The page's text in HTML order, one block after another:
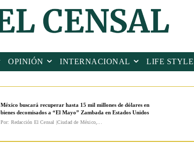
OPINIÓN INTERNACIONAL LIFE STYLE
México buscará recuperar hasta 15 mil millones de dólares en
bienes decomisados a “El Mayo” Zambada en Estados Unidos
Por: Redacción El Censal |Ciudad de México,...